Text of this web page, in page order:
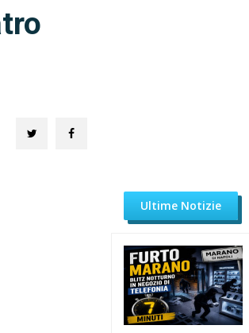
Ultime Notizie